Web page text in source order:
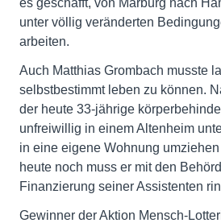
es geschafft, von Marburg nach
unter völlig veränderten
arbeiten.
Auch Matthias Grombach musste
selbstbestimmt leben zu können.
der heute 33-jährige
unfreiwillig in einem Altenheim
in eine eigene Wohnung
heute noch muss er mit den
Finanzierung seiner Assistenten
Gewinner der Aktion Mensch-